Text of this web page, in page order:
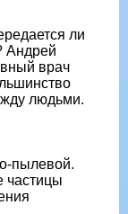
ли
Андрей
врач
людьми.
пылевой.
частицы